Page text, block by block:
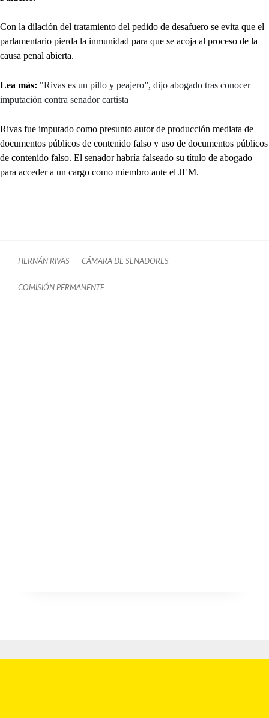
Con la dilación del tratamiento del pedido de desafuero se evita que el
parlamentario pierda la inmunidad para que se acoja al proceso de la
causa penal abierta.
Lea más: "Rivas es un pillo y peajero”, dijo abogado tras conocer
imputación contra senador cartista
Rivas fue imputado como presunto autor de producción mediata de
documentos públicos de contenido falso y uso de documentos públicos
de contenido falso. El senador habría falseado su título de abogado
para acceder a un cargo como miembro ante el JEM.
HERNÁN RIVAS CÁMARA DE SENADORES
COMISIÓN PERMANENTE